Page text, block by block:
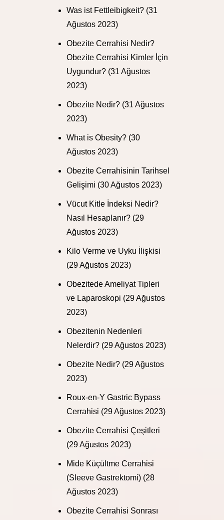
Was ist Fettleibigkeit? (31
Ağustos 2023)
Obezite Cerrahisi Nedir?
Obezite Cerrahisi Kimler İçin
Uygundur? (31 Ağustos
2023)
Obezite Nedir? (31 Ağustos
2023)
What is Obesity? (30
Ağustos 2023)
Obezite Cerrahisinin Tarihsel
Gelişimi (30 Ağustos 2023)
Vücut Kitle İndeksi Nedir?
Nasıl Hesaplanır? (29
Ağustos 2023)
Kilo Verme ve Uyku İlişkisi
(29 Ağustos 2023)
Obezitede Ameliyat Tipleri
ve Laparoskopi (29 Ağustos
2023)
Obezitenin Nedenleri
Nelerdir? (29 Ağustos 2023)
Obezite Nedir? (29 Ağustos
2023)
Roux-en-Y Gastric Bypass
Cerrahisi (29 Ağustos 2023)
Obezite Cerrahisi Çeşitleri
(29 Ağustos 2023)
Mide Küçültme Cerrahisi
(Sleeve Gastrektomi) (28
Ağustos 2023)
Obezite Cerrahisi Sonrası